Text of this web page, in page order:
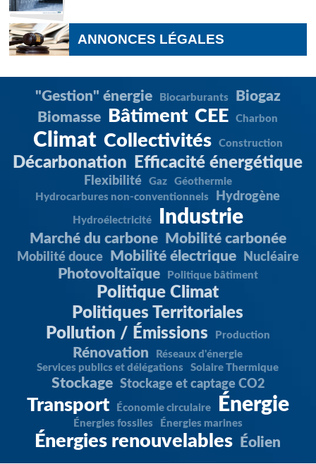
ANNONCES LÉGALES
"Gestion" énergie Biocarburants
Biogaz
Biomasse
Bâtiment CEE Charbon
Climat Collectivités Construction
Décarbonation Efficacité énergétique
Flexibilité Gaz
Géothermie
Hydrocarbures non-conventionnels
Hydrogène
Hydroélectricité Industrie
Marché du carbone Mobilité carbonée
Mobilité douce Mobilité électrique Nucléaire
Photovoltaïque Politique bâtiment
Politique Climat
Politiques Territoriales
Pollution / Émissions
Production
Rénovation
Réseaux d'énergie
Services publics et délégations
Solaire Thermique
Stockage Stockage et captage CO2
Transport Économie circulaire Énergie
Énergies fossiles Énergies marines
Énergies renouvelables Éolien